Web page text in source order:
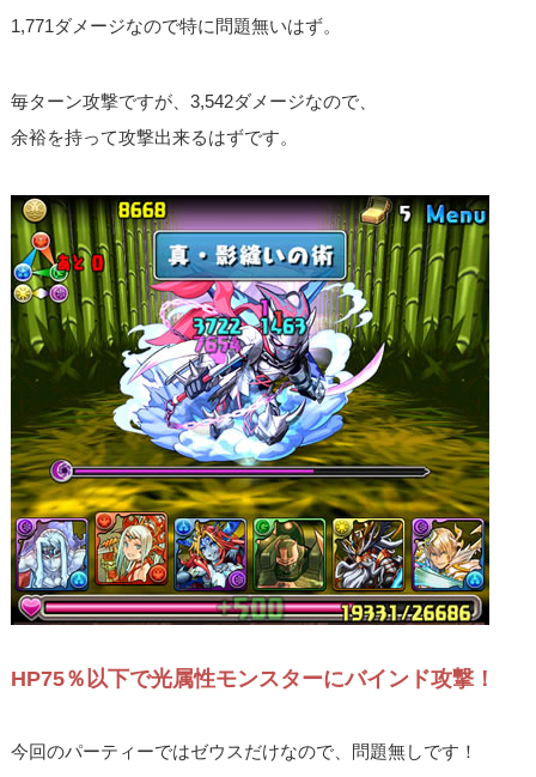
1,771ダメージなので特に問題無いはず。
毎ターン攻撃ですが、3,542ダメージなので、
余裕を持って攻撃出来るはずです。
HP75％以下で光属性モンスターにバインド攻撃！
今回のパーティーではゼウスだけなので、問題無しです！